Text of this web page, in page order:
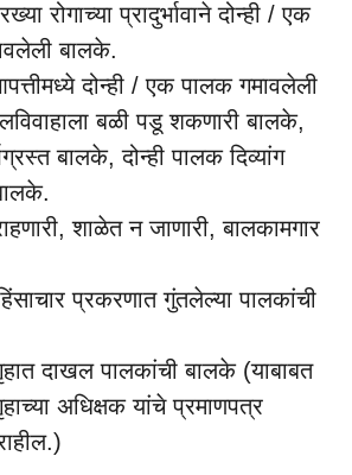
रोगाच्या प्रादुर्भावाने दोन्ही / एक
बालके.
दोन्ही / एक पालक गमावलेली
बळी पडू शकणारी बालके,
बालके, दोन्ही पालक दिव्यांग
शाळेत न जाणारी, बालकामगार
प्रकरणात गुंतलेल्या पालकांची
दाखल पालकांची बालके (याबाबत
अधिक्षक यांचे प्रमाणपत्र